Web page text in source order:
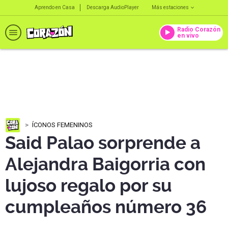
Aprendo en Casa Descarga AudioPlayer Más estaciones
Radio Corazón
en vivo
ÍCONOS FEMENINOS
Said Palao sorprende a
Alejandra Baigorria con
lujoso regalo por su
cumpleaños número 36